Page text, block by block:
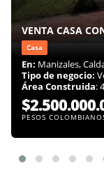
VENTA CASA
Casa
En: Manizales,
Tipo de negocio:
Área Construida:
PESOS